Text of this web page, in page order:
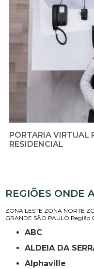
PORTARIA VIRTUAL
RESIDENCIAL
REGIÕES ONDE
ZONA LESTE ZONA NORTE
GRANDE SÃO PAULO Região
ABC
ALDEIA DA
Alphaville